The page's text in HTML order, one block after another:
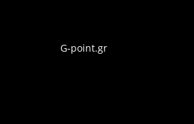
G-point.gr